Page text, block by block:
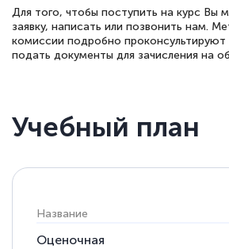
12 марта 2026
Спасибо большое
квалификации. Ещё раз -
11 марта 2026
Для того, чтобы поступить на курс Вы
заявку, написать или позвонить нам.
комиссии подробно проконсультируют
подать документы для зачисления на
Учебный план
Название
Оценочная